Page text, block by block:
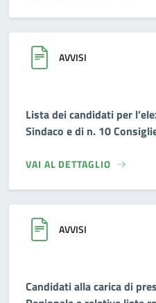
AVVISI
Lista dei candidati per
Sindaco e di n. 10
VAI AL DETTAGLIO
AVVISI
Candidati alla carica di